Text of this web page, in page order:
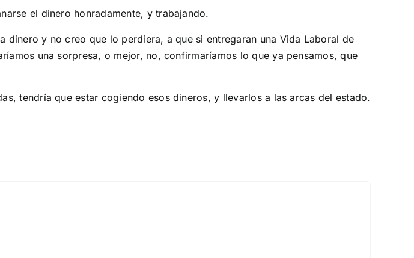
el dinero honradamente, y trabajando.
dinero y no creo que lo perdiera, a que si entregaran una Vida Laboral de
una sorpresa, o mejor, no, confirmaríamos lo que ya pensamos, que
tendría que estar cogiendo esos dineros, y llevarlos a las arcas del estado.